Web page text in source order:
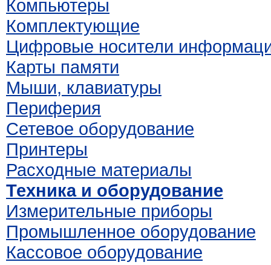
Компьютеры
Комплектующие
Цифровые носители
Карты памяти
Мыши, клавиатуры
Периферия
Сетевое оборудование
Принтеры
Расходные материалы
Техника и оборудование
Измерительные приборы
Промышленное оборудование
Кассовое оборудование